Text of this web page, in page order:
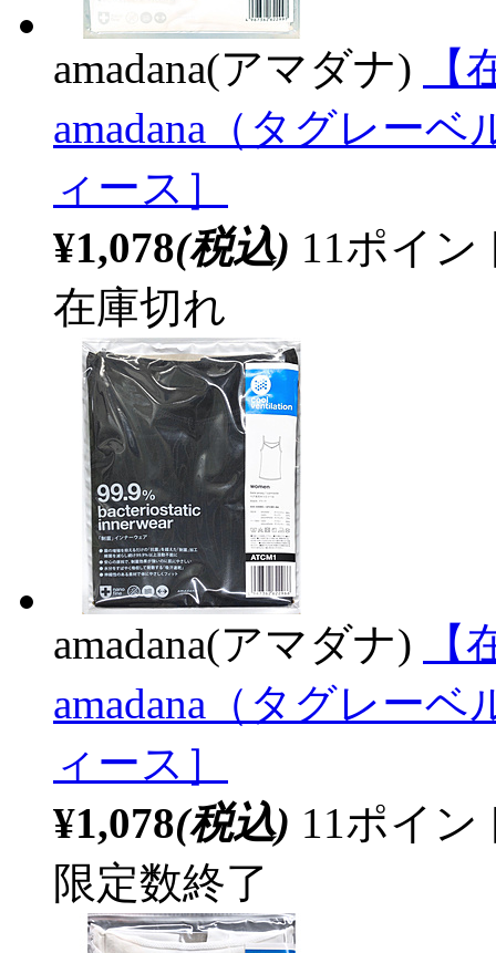
amadana(アマダナ)
amadana（タグレー
ィース］
¥1,078(税込) 11ポイ
在庫切れ
amadana(アマダナ)
amadana（タグレー
ィース］
¥1,078(税込) 11ポイ
限定数終了